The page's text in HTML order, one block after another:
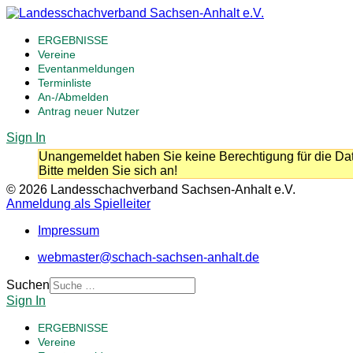
ERGEBNISSE
Vereine
Eventanmeldungen
Terminliste
An-/Abmelden
Antrag neuer Nutzer
Sign In
Unangemeldet haben Sie keine Berechtigung für die
Bitte melden Sie sich an!
© 2026 Landesschachverband Sachsen-Anhalt e.V.
Anmeldung als Spielleiter
Impressum
webmaster@schach-sachsen-anhalt.de
Suchen
Sign In
ERGEBNISSE
Vereine